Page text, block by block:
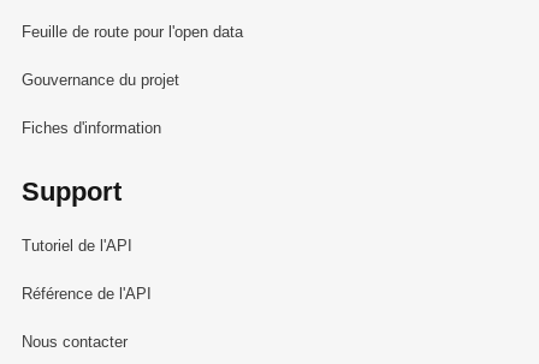
Feuille de route pour l'open data
Gouvernance du projet
Fiches d'information
Support
Tutoriel de l'API
Référence de l'API
Nous contacter